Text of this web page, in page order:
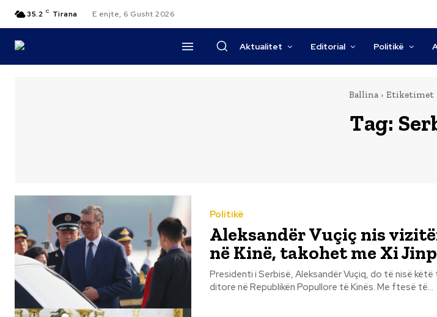
35.2 C Tirana E enjte, 6 Gusht 2026
Aktualitet Editorial Politikë
Ballina Etiketimet
Tag:
Politikë
Aleksandër Vuçiç nis
në Kinë, takohet me Xi
Presidenti i Serbisë, Aleksandër Vuçiq, do të nisë
ditore në Republikën Popullore të Kinës. Me ftesë të...